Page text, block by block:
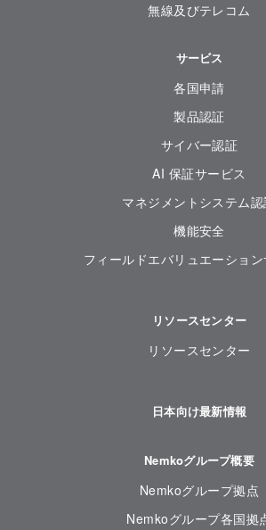
無線及びテレコム
サービス
各国申請
製品認証
サイバー認証
AI 保証サービス
マネジメントシステム
機能安全
フィールドエバリュエーショ
リソースセンター
リソースセンター
日本向け最新情報
Nemkoグループ概要
Nemkoグループ拠点
Nemkoグループ各国拠